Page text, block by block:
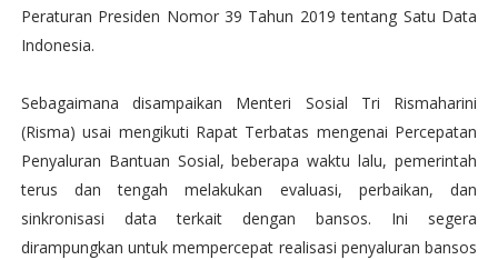
Peraturan Presiden Nomor 39 Tahun 2019 tentang Satu Data
Indonesia.
Sebagaimana disampaikan Menteri Sosial Tri Rismaharini
(Risma) usai mengikuti Rapat Terbatas mengenai Percepatan
Penyaluran Bantuan Sosial, beberapa waktu lalu, pemerintah
terus dan tengah melakukan evaluasi, perbaikan, dan
sinkronisasi data terkait dengan bansos. Ini segera
dirampungkan untuk mempercepat realisasi penyaluran bansos